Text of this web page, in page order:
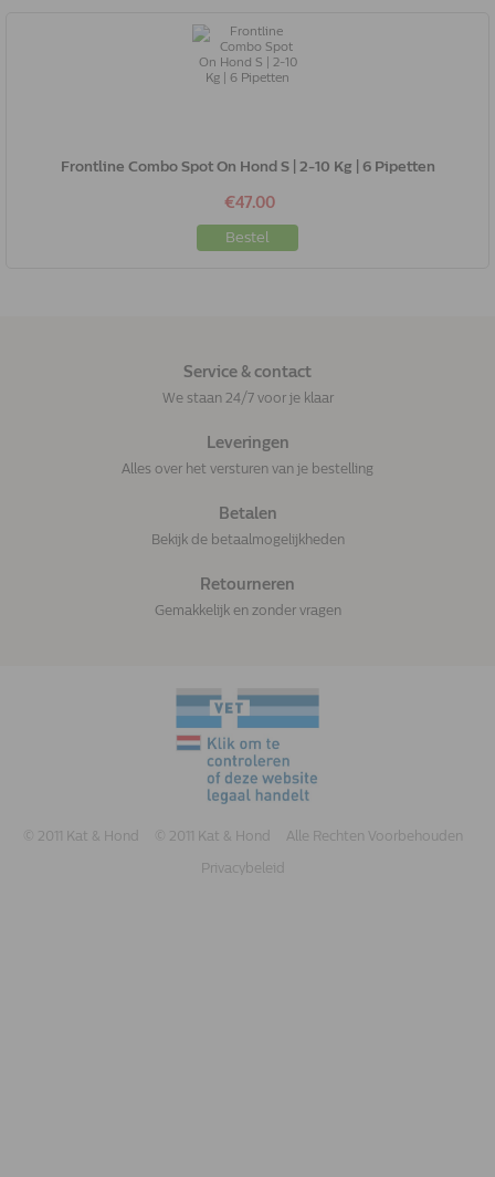
Frontline Combo Spot On Hond S | 2-10 Kg | 6 Pipetten
€47.00
Bestel
Service & contact
We staan 24/7 voor je klaar
Leveringen
Alles over het versturen van je bestelling
Betalen
Bekijk de betaalmogelijkheden
Retourneren
Gemakkelijk en zonder vragen
© 2011 Kat & Hond © 2011 Kat & Hond Alle Rechten Voorbehouden
Privacybeleid